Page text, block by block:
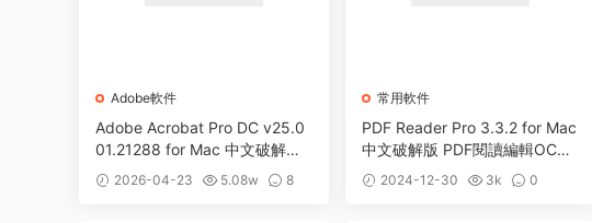
Adobe軟件
Adobe Acrobat Pro DC v25.0
01.21288 for Mac 中文破解版
PDF文件編輯和閱讀工具
2026-04-23 5.08w 8
常用軟件
PDF Reader Pro 3.3.2 for Mac
中文破解版 PDF閱讀編輯OCR
轉換工具
2024-12-30 3k 0